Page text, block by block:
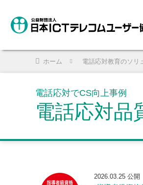
ホーム 電話応対教育のソリ
電話応対でCS向上事例
電話応対品
2026.03.25 公開